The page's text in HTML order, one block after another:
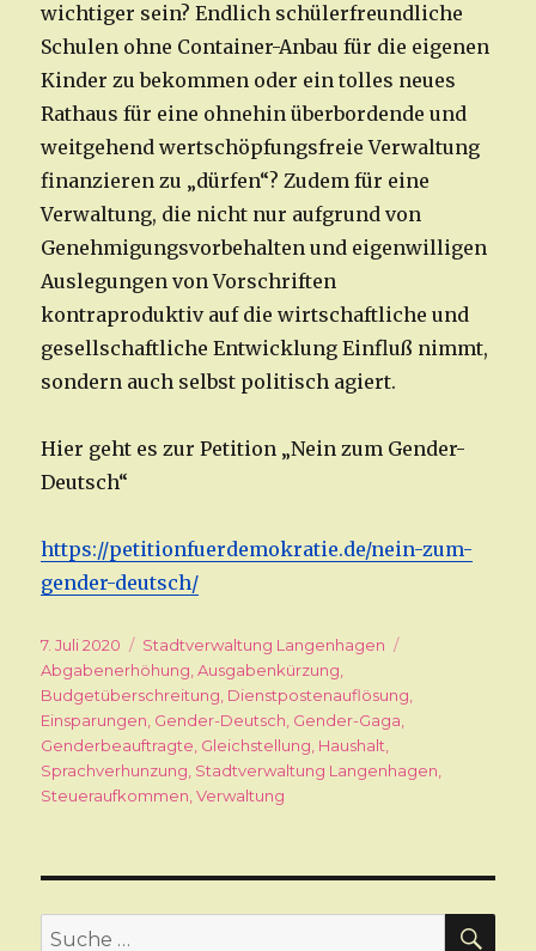
wichtiger sein? Endlich schülerfreundliche
Schulen ohne Container-Anbau für die eigenen
Kinder zu bekommen oder ein tolles neues
Rathaus für eine ohnehin überbordende und
weitgehend wertschöpfungsfreie Verwaltung
finanzieren zu „dürfen“? Zudem für eine
Verwaltung, die nicht nur aufgrund von
Genehmigungsvorbehalten und eigenwilligen
Auslegungen von Vorschriften
kontraproduktiv auf die wirtschaftliche und
gesellschaftliche Entwicklung Einfluß nimmt,
sondern auch selbst politisch agiert.
Hier geht es zur Petition „Nein zum Gender-
Deutsch“
https://petitionfuerdemokratie.de/nein-zum-
gender-deutsch/
Veröffentlicht
am
7. Juli 2020 Kategorien
Stadtverwaltung Langenhagen
Abgabenerhöhung,Ausgabenkürzung,
Budgetüberschreitung, Dienstpostenauflösung,
Einsparungen, Gender-Deutsch, Gender-Gaga,
Genderbeauftragte, Gleichstellung, Haushalt,
Sprachverhunzung, Stadtverwaltung Langenhagen,
Steueraufkommen,Verwaltung
Suche